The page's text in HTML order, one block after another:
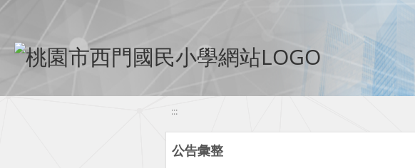
移至網頁之主要內容區位置
:::
公告彙整